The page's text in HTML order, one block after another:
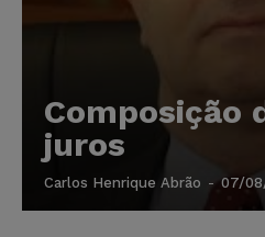
Composição
juros
Carlos Henrique Abrão - 07/